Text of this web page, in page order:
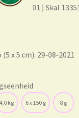
01 | Skal
x 5 cm): 29-08-2021
4,0 kg 6 x 150 g 8 g